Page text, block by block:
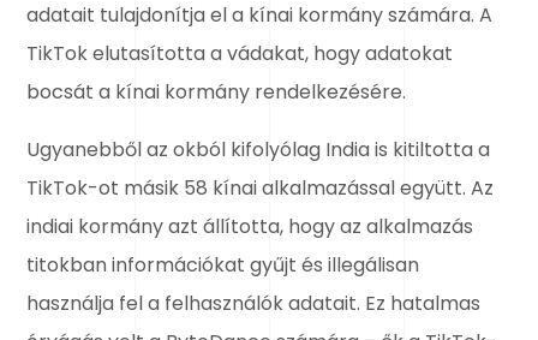
adatait tulajdonítja el a kínai kormány számára. A
TikTok elutasította a vádakat, hogy adatokat
bocsát a kínai kormány rendelkezésére.
Ugyanebből az okból kifolyólag India is kitiltotta a
TikTok-ot másik 58 kínai alkalmazással együtt. Az
indiai kormány azt állította, hogy az alkalmazás
titokban információkat gyűjt és illegálisan
használja fel a felhasználók adatait. Ez hatalmas